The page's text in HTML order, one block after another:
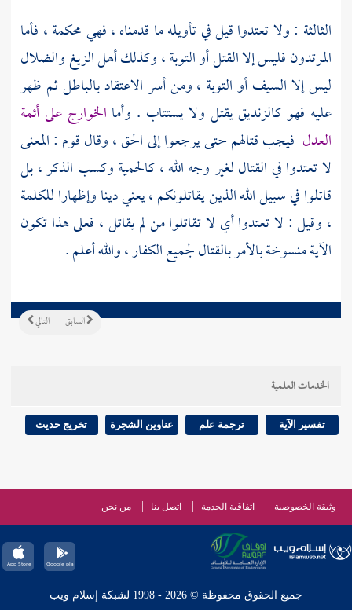
الثالثة : ولا تعتدوا قيل في تأويله ما قدمناه ، فهي محكمة ، فأما
المرتدون فليس إلا القتل أو التوبة ، وكذلك أهل الزيغ والضلال
ليس إلا السيف أو التوبة ، ومن أسر الاعتقاد بالباطل ثم ظهر
عليه فهو كالزنديق يقتل ولا يستتاب . وأما الخوارج على أئمة
العدل فيجب قتالهم حتى يرجعوا إلى الحق ، وقال قوم : المعنى
لا تعتدوا في القتال لغير وجه الله ، كالحمية وكسب الذكر ، بل
قاتلوا في سبيل الله الذين يقاتلونكم ، يعني دينا وإظهارا للكلمة
، وقيل : لا تعتدوا أي لا تقاتلوا من لم يقاتل ، فعلى هذا تكون
الآية منسوخة بالأمر بالقتال لجميع الكفار ، والله أعلم .
التالي السابق
الخدمات العلمية
تفسير الآية ترجمة علم عناوين الشجرة تخريج حديث
وثيقة الخصوصية اتفاقية الخدمة اتصل بنا من نحن
جميع الحقوق محفوظة © 2026 - 1998 لشبكة إسلام ويب